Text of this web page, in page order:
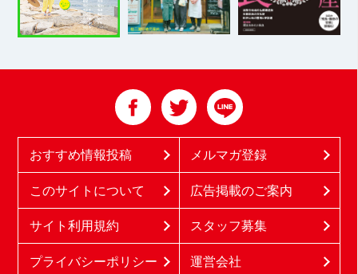
おすすめ情報投稿 メルマガ登録
このサイトについて 広告掲載のご案内
サイト利用規約 スタッフ募集
プライバシーポリシー 運営会社